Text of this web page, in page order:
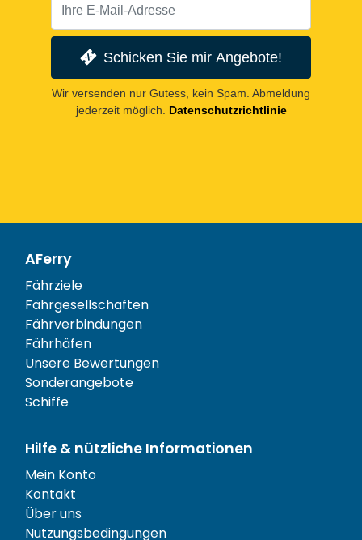
Schicken Sie mir Angebote!
Wir versenden nur Gutess, kein Spam. Abmeldung
jederzeit möglich.
Datenschutzrichtlinie
AFerry
Fährziele
Fährgesellschaften
Fährverbindungen
Fährhäfen
Unsere Bewertungen
Sonderangebote
Schiffe
Hilfe & nützliche Informationen
Mein Konto
Kontakt
Über uns
Nutzungsbedingungen